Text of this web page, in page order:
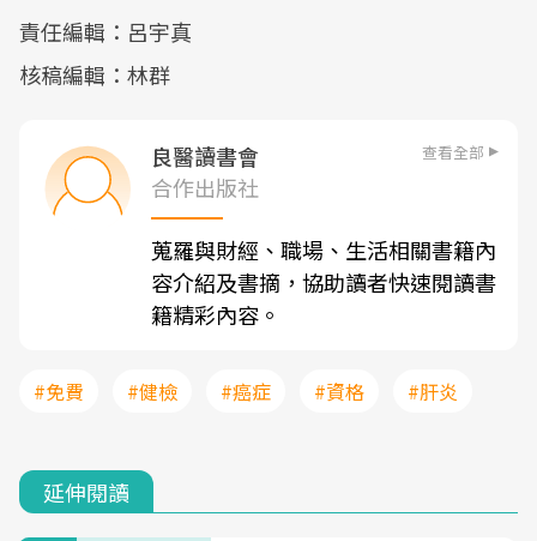
責任編輯：呂宇真
核稿編輯：林群
良醫讀書會 查看全部
合作出版社
蒐羅與財經、職場、生活相關書籍內
容介紹及書摘，協助讀者快速閱讀書
籍精彩內容。
#免費 #健檢 #癌症 #資格 #肝炎
延伸閱讀